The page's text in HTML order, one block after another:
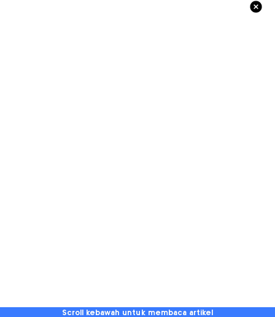
Scroll kebawah untuk membaca artikel